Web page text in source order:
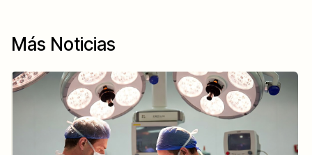
Más Noticias